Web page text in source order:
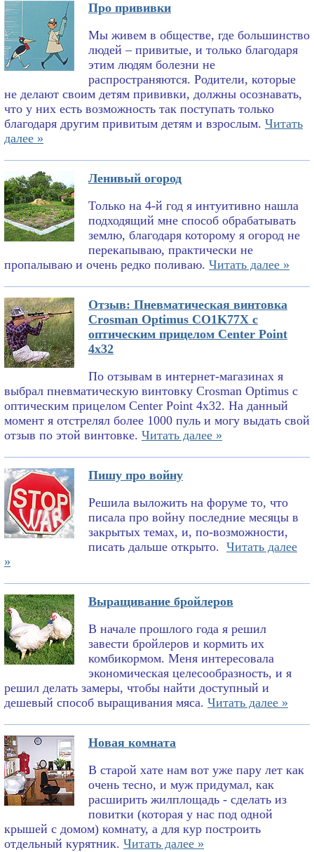
Про прививки
Мы живем в обществе, где большинство
людей – привитые, и только благодаря
этим людям болезни не
распространяются. Родители, которые
не делают своим детям прививки, должны осознавать,
что у них есть возможность так поступать только
благодаря другим привитым детям и взрослым. Читать
далее »
Ленивый огород
Только на 4-й год я интуитивно нашла
подходящий мне способ обрабатывать
землю, благодаря которому я огород не
перекапываю, практически не
пропалываю и очень редко поливаю. Читать далее »
Отзыв: Пневматическая винтовка
Crosman Optimus CO1K77X с
оптическим прицелом Center Point
4x32
По отзывам в интернет-магазинах я
выбрал пневматическую винтовку Crosman Optimus с
оптическим прицелом Center Point 4x32. На данный
момент я отстрелял более 1000 пуль и могу выдать свой
отзыв по этой винтовке. Читать далее »
Пишу про войну
Решила выложить на форуме то, что
писала про войну последние месяцы в
закрытых темах, и, по-возможности,
писать дальше открыто. Читать далее
»
Выращивание бройлеров
В начале прошлого года я решил
завести бройлеров и кормить их
комбикормом. Меня интересовала
экономическая целесообразность, и я
решил делать замеры, чтобы найти доступный и
дешевый способ выращивания мяса. Читать далее »
Новая комната
В старой хате нам вот уже пару лет как
очень тесно, и муж придумал, как
расширить жилплощадь - сделать из
повитки (которая у нас под одной
крышей с домом) комнату, а для кур построить
отдельный курятник. Читать далее »